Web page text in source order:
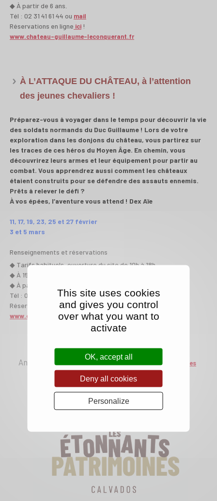
◆ À partir de 6 ans
Tél : 02 31 41 61 44 ou mail
Réservations en ligne ici !
www.chateau-guillaume-leconquerant.fr
À L’ATTAQUE DU CHÂTEAU, à l’attention
des jeunes chevaliers !
Préparez-vous à voyager dans le temps pour découvrir la vie
des soldats normands du Duc Guillaume ! Lors de votre
exploration dans les donjons du château, vous partirez sur
les traces de ces héros du Moyen Âge. En chemin, vous
découvrirez leurs armes et leur équipement pour partir au
combat. Vous apprendrez aussi comment les châteaux
étaient construits pour se défendre des assauts ennemis.
Prêts à relever le défi ?
À vos épées, l’aventure vous attend ! Dex Aïe
11, 17, 19, 23, 25 et 27 février
3 et 5 mars
Renseignements et réservations
◆ Tarifs habituels, ouverture du site de 10h à 18h
◆ À 15h30 - durée 1h30
◆ À partir de 6 ans
Tél : 02 31 41 61 44 oumail
Réservations en ligneici!
www.chateau-guillaume-leconquerant.fr
Animations proposées avec les Étonnants Patrimoines
This site uses cookies
and gives you control
over what you want to
activate
OK, accept all
Deny all cookies
Personalize